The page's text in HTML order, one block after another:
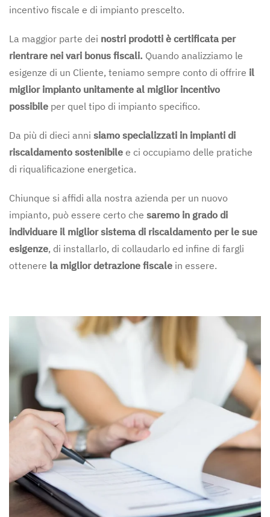
incentivo fiscale e di impianto prescelto.
La maggior parte dei nostri prodotti è certificata per
rientrare nei vari bonus fiscali. Quando analizziamo le
esigenze di un Cliente, teniamo sempre conto di offrire il
miglior impianto unitamente al miglior incentivo
possibile per quel tipo di impianto specifico.
Da più di dieci anni siamo specializzati in impianti di
riscaldamento sostenibile e ci occupiamo delle pratiche
di riqualificazione energetica.
Chiunque si affidi alla nostra azienda per un nuovo
impianto, può essere certo che saremo in grado di
individuare il miglior sistema di riscaldamento per le sue
esigenze, di installarlo, di collaudarlo ed infine di fargli
ottenere la miglior detrazione fiscale in essere.